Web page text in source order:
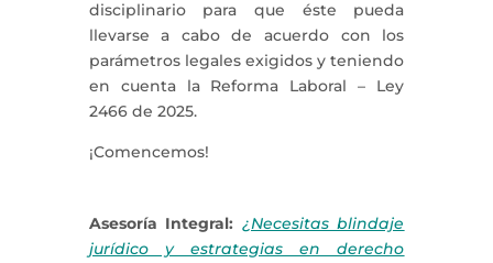
disciplinario para que éste pueda
llevarse a cabo de acuerdo con los
parámetros legales exigidos y teniendo
en cuenta la Reforma Laboral – Ley
2466 de 2025.
¡Comencemos!
Asesoría Integral: ¿Necesitas blindaje
jurídico y estrategias en derecho